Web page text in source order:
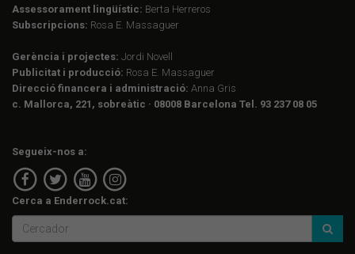
Assessorament lingüístic: Berta Herreros
Subscripcions: Rosa E. Massaguer
Gerència i projectes: Jordi Novell
Publicitat i producció: Rosa E. Massaguer
Direcció financera i administració: Anna Gris
c. Mallorca, 221, sobreàtic · 08008 Barcelona Tel. 93 237 08 05
Segueix-nos a:
Cerca a Enderrock.cat: